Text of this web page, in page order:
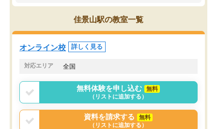
す。
うちの子は、初回面談の講師の方で決
オンラインツールを使用した単語帳の
共有があり宿題もそちらで出される形
でした。
言う事で講師変更の申し出があり、あ
まりに短期での変更だった為、塾に通
う事にして退会しました。遅れも取り
戻せ、授業内容や講師の方は良かった
と思います。
ち期待したものではなく
くなってきたようなので
佳景山駅の教室一覧
オンライン校 詳しく見る
対応エリア 全国
無料体験を申し込む
無料
（リストに追加する）
資料を請求する
無料
（リストに追加する）